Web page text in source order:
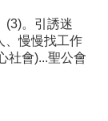
(3)。引誘迷
、慢慢找工作
社會)...聖公會